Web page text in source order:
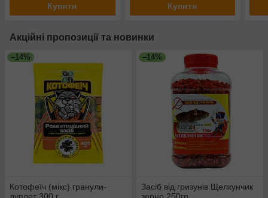
Купити Купити
Акційні пропозиції та новинки
–14%
Котофеїч (мікс) гранули-
–14%
Засіб від гризунів Щелкунчик